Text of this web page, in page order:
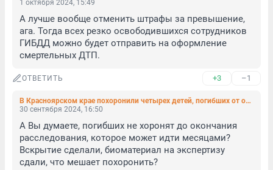
1 октября 2024, 15:49
А лучше вообще отменить штрафы за превышение,
ага. Тогда всех резко освободившихся сотрудников
ГИБДД можно будет отправить на оформление
смертельных ДТП.
ОТВЕТИТЬ +3 –1
В Красноярском крае похоронили четырех детей, погибших от отравления
30 сентября 2024, 16:50
А Вы думаете, погибших не хоронят до окончания
расследования, которое может идти месяцами?
Вскрытие сделали, биоматериал на экспертизу
сдали, что мешает похоронить?